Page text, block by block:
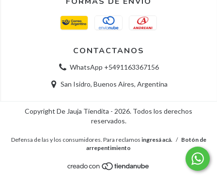
CONTACTANOS
WhatsApp +5491163367156
San Isidro, Buenos Aires, Argentina
Copyright De Jauja Tiendita - 2026. Todos los derechos
reservados.
Defensa de las y los consumidores. Para reclamos ingresá acá. / Botón de
arrepentimiento